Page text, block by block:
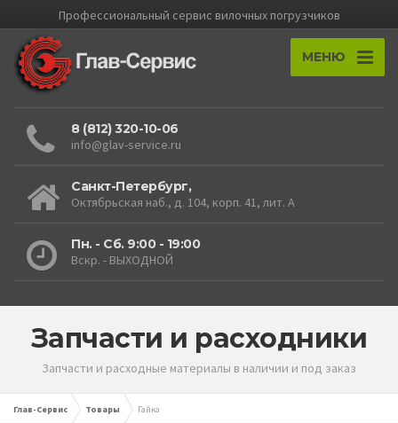
Профессиональный cервис вилочных погрузчиков
МЕНЮ
8 (812) 320-10-06
info@glav-service.ru
Санкт-Петербург,
Октябрьская наб., д. 104, корп. 41, лит. А
Пн. - Сб. 9:00 - 19:00
Вскр. - ВЫХОДНОЙ
Запчасти и расходники
Запчасти и расходные материалы в наличии и под заказ
Глав-Сервис Товары Гайка